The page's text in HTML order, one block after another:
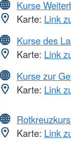
Kurse
Karte: Link
Kurse des
Karte: Link
Kurse zur
Karte: Link
Karte: Link